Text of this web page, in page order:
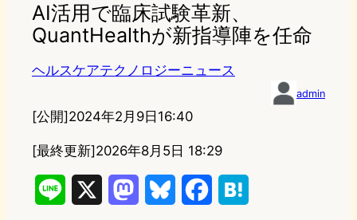
AI活用で臨床試験革新、
QuantHealthが新指導陣を任命
ヘルスケアテクノロジーニュース
admin
[公開]2024年2月9日16:40
[最終更新]2026年8月5日 18:29